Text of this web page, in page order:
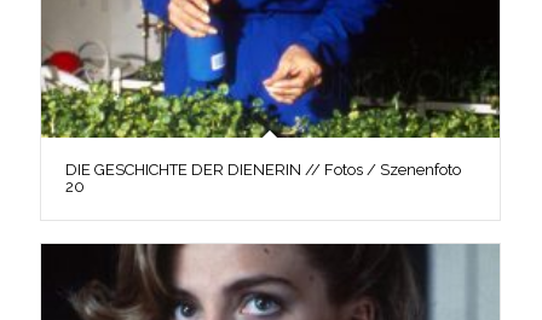
DIE GESCHICHTE DER DIENERIN // Fotos / Szenenfoto
20